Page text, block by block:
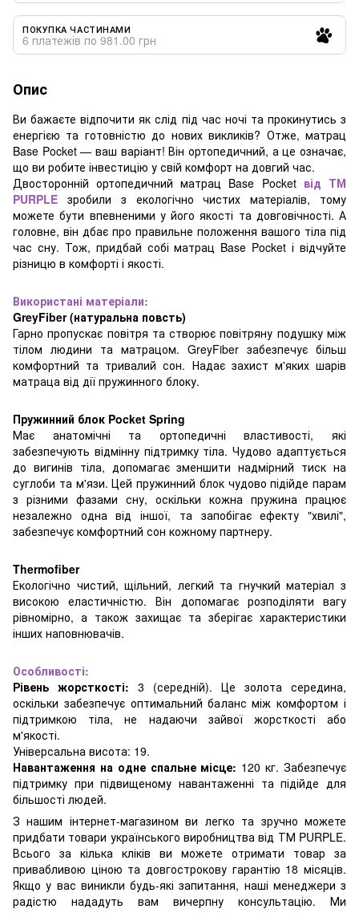
ПОКУПКА ЧАСТИНАМИ
6 платежів по 981.00 грн
Опис
Ви бажаєте відпочити як слід під час ночі та прокинутись з
енергією та готовністю до нових викликів? Отже, матрац
Base Pocket — ваш варіант! Він ортопедичний, а це означає,
що ви робите інвестицію у свій комфорт на довгий час.
Двосторонній ортопедичний матрац Base Pocketвід ТМ
PURPLE зробили з екологічно чистих матеріалів, тому
можете бути впевненими у його якості та довговічності. А
головне, він дбає про правильне положення вашого тіла під
час сну. Тож, придбай собі матрац Base Pocket і відчуйте
різницю в комфорті і якості.
Використані матеріали:
GreyFiber (натуральна повсть)
Гарно пропускає повітря та створює повітряну подушку між
тілом людини та матрацом. GreyFiber забезпечує більш
комфортний та тривалий сон. Надає захист м'яких шарів
матраца від дії пружинного блоку.
Пружинний блок Pocket Spring
Має анатомічні та ортопедичні властивості, які
забезпечують відмінну підтримку тіла. Чудово адаптується
до вигинів тіла, допомагає зменшити надмірний тиск на
суглоби та м'язи. Цей пружинний блок чудово підійде парам
з різними фазами сну, оскільки кожна пружина працює
незалежно одна від іншої, та запобігає ефекту "хвилі",
забезпечує комфортний сон кожному партнеру.
Thermofiber
Екологічно чистий, щільний, легкий та гнучкий матеріал з
високою еластичністю. Він допомагає розподіляти вагу
рівномірно, а також захищає та зберігає характеристики
інших наповнювачів.
Особливості:
Рівень жорсткості: 3 (середній). Це золота середина,
оскільки забезпечує оптимальний баланс між комфортом і
підтримкою тіла, не надаючи зайвої жорсткості або
м'якості.
Універсальна висота: 19.
Навантаження на одне спальне місце: 120 кг. Забезпечує
підтримку при підвищеному навантаженні та підійде для
більшості людей.
З нашим інтернет-магазином ви легко та зручно можете
придбати товари українського виробництва від ТМ PURPLE.
Всього за кілька кліків ви можете отримати товар за
привабливою ціною та довгострокову гарантію 18 місяців.
Якщо у вас виникли будь-які запитання, наші менеджери з
радістю нададуть вам вичерпну консультацію. Ми